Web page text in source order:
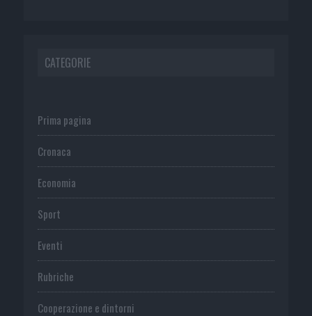
CATEGORIE
Prima pagina
Cronaca
Economia
Sport
Eventi
Rubriche
Cooperazione e dintorni